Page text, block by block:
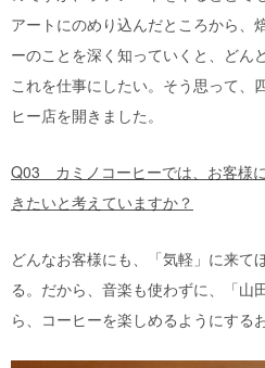
アートにのめり込んだところから、
ーのことを深く知っていくと、どん
これを仕事にしたい。そう思って、
ヒー店を開きました。
Q03 カミノコーヒーでは、お客様
きたいと考えていますか？
どんなお客様にも、「気軽」に来て
る。だから、音楽も使わずに、「山
ら、コーヒーを楽しめるようにする